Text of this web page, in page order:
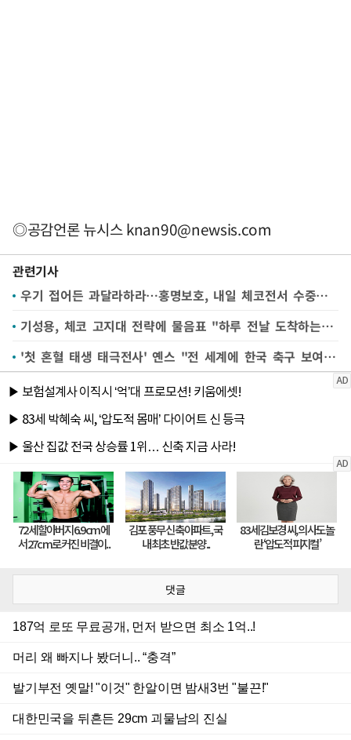
◎공감언론 뉴시스knan90@newsis.com
관련기사
우기 접어든 과달라하라…홍명보호, 내일 체코전서 수중전 가능성
기성용, 체코 고지대 전략에 물음표 "하루 전날 도착하는 경우 처음 봐"
'첫 혼혈 태생 태극전사' 옌스 "전 세계에 한국 축구 보여주고파"
댓글